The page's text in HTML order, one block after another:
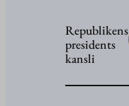
Republikens
presidents
kansli